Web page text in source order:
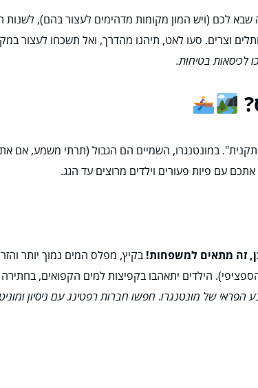
לכם (ויש המון מקומות מדהימים לעצור בהם), לשנות
וצרים. סעו לאט, תיהנו מהדרך, ואל תשכחו לעצור
בטיחות.
במונטנגרו, השמיים הם הגבול (תרתי משמע, אם
עם פיות פעורים וילדים מרוצים עד הגג.
זה מתאים למשפחות! בקיץ, מפלס המים נמוך יותר
ומעלה (תלוי בחברה ובמפלס המים הספציפי). הילדים יתאהבו בקפיצות למים
הפראי של מונטנגרו. חפשו חברות רפטינג עם ניסיון